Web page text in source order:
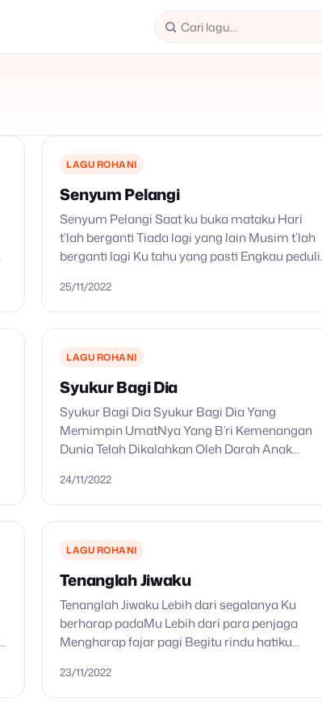
LAGU ROHANI
Senyum Pelangi
Senyum Pelangi Saat ku buka mataku Hari
t’lah berganti Tiada lagi yang lain Musim t’lah
berganti lagi Ku tahu yang pasti Engkau peduli
nafas hidupku…
25/11/2022
LAGU ROHANI
Syukur Bagi Dia
Syukur Bagi Dia Syukur Bagi Dia Yang
Memimpin UmatNya Yang B’ri Kemenangan
Dunia Telah Dikalahkan Oleh Darah Anak
Dunia Kata Kesaksianmu C’ritakan Pada Dunia
Tentang Cinta KasihNya…
24/11/2022
LAGU ROHANI
Tenanglah Jiwaku
Tenanglah Jiwaku Lebih dari segalanya Ku
berharap padaMu Lebih dari para penjaga
Mengharap fajar pagi Begitu rindu hatiku
Memenuhi hidupku Tenanglah jiwaku dalam
naungan sayapMu Menembus awan…
23/11/2022